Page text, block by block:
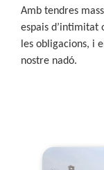
Amb tendres
espais d’intimitat
les obligacions, i
nostre nadó.